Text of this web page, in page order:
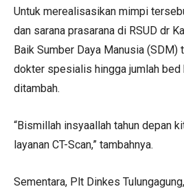
Untuk merealisasikan mimpi
dan sarana prasarana di RSUD dr
Baik Sumber Daya Manusia (SDM)
dokter spesialis hingga jumlah
ditambah.
“Bismillah insyaallah tahun depan
layanan CT-Scan,” tambahnya.
Sementara, Plt Dinkes